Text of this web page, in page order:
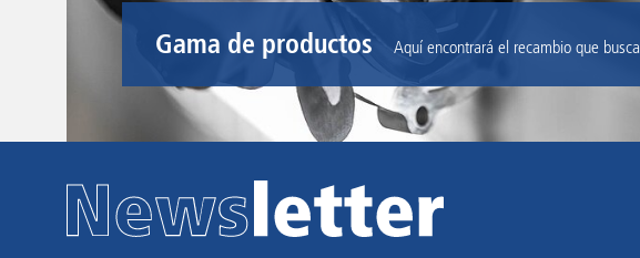
Gama de productos Aquí encontrará el recambio que busca